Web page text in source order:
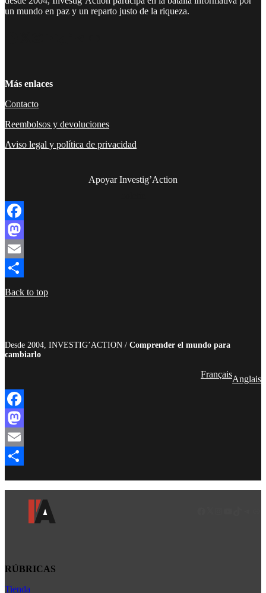
un mundo en paz y un reparto justo de la riqueza.
Más enlaces
Contacto
Reembolsos y devoluciones
Aviso legal y política de privacidad
Apoyar Investig’Action
Facebook
Mastodon
Email
Compartir
Back to top
Desde 2004, INVESTIG’ACTION / Comprender el mundo para
cambiarlo
FrançaisAnglais
Facebook
Mastodon
Email
RÚBRICAS
Africa
Tienda